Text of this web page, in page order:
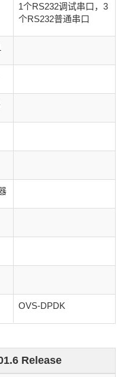
1个RS232调试串口，3
个RS232普通串口
OVS-DPDK
Release